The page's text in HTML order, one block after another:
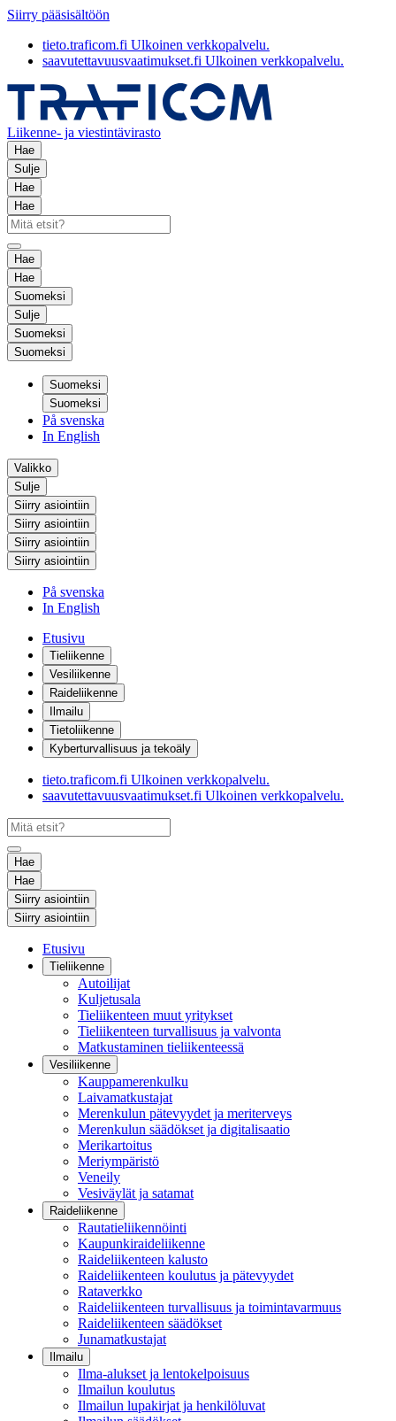
Siirry pääsisältöön
tieto.traficom.fi Ulkoinen verkkopalvelu.
saavutettavuusvaatimukset.fi Ulkoinen verkkopalvelu.
Liikenne- ja viestintävirasto
Hae
Sulje
Hae
Hae
Hae
Hae
Suomeksi
Sulje
Suomeksi
Suomeksi
Suomeksi
Suomeksi
På svenska
In English
Valikko
Sulje
Siirry asiointiin
Siirry asiointiin
Siirry asiointiin
Siirry asiointiin
På svenska
In English
Etusivu
Tieliikenne
Vesiliikenne
Raideliikenne
Ilmailu
Tietoliikenne
Kyberturvallisuus ja tekoäly
tieto.traficom.fi Ulkoinen verkkopalvelu.
saavutettavuusvaatimukset.fi Ulkoinen verkkopalvelu.
Hae
Hae
Siirry asiointiin
Siirry asiointiin
Etusivu
Tieliikenne
Autoilijat
Kuljetusala
Tieliikenteen muut yritykset
Tieliikenteen turvallisuus ja valvonta
Matkustaminen tieliikenteessä
Vesiliikenne
Kauppamerenkulku
Laivamatkustajat
Merenkulun pätevyydet ja meriterveys
Merenkulun säädökset ja digitalisaatio
Merikartoitus
Meriympäristö
Veneily
Vesiväylät ja satamat
Raideliikenne
Rautatieliikennöinti
Kaupunkiraideliikenne
Raideliikenteen kalusto
Raideliikenteen koulutus ja pätevyydet
Rataverkko
Raideliikenteen turvallisuus ja toimintavarmuus
Raideliikenteen säädökset
Junamatkustajat
Ilmailu
Ilma-alukset ja lentokelpoisuus
Ilmailun koulutus
Ilmailun lupakirjat ja henkilöluvat